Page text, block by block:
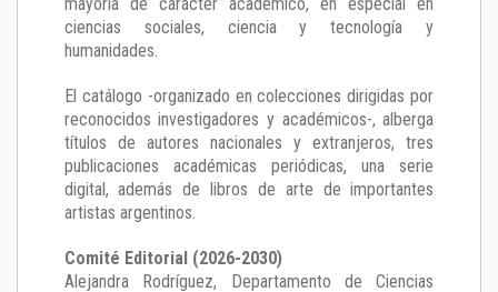
ciencias sociales, ciencia y tecnología y
humanidades.
El catálogo -organizado en colecciones dirigidas por
reconocidos investigadores y académicos-, alberga
títulos de autores nacionales y extranjeros, tres
publicaciones académicas periódicas, una serie
digital, además de libros de arte de importantes
artistas argentinos.
Comité Editorial (2026-2030)
Alejandra Rodríguez, Departamento de Ciencias